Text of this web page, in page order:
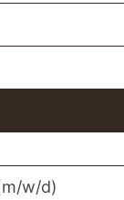
w/d)